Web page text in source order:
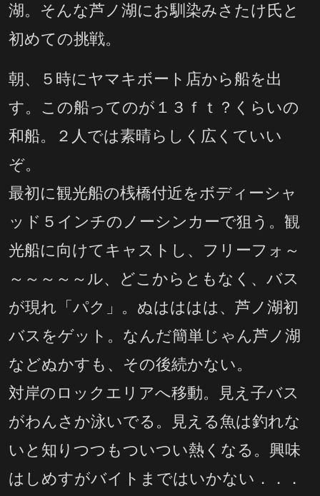
湖。そんな芦ノ湖にお馴染みさたけ氏と
初めての挑戦。
朝、５時にヤマキボート店から船を出
す。この船ってのが１３ｆｔ？くらいの
和船。２人では素晴らしく広くていい
ぞ。
最初に観光船の桟橋付近をボディーシャ
ッド５インチのノーシンカーで狙う。観
光船に向けてキャストし、フリーフォ～
～～～～～ル、どこからともなく、バス
が現れ「パク」。ぬはははは、芦ノ湖初
バスをゲット。なんだ簡単じゃん芦ノ湖
などぬかすも、その後続かない。
対岸のロックエリアへ移動。見え子バス
がわんさか泳いでる。見える魚は釣れな
いと知りつつもついつい熱くなる。興味
はしめすがバイトまではいかない．．．